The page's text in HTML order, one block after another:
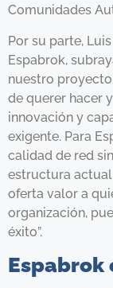
Comunidades
Por su parte,
Espabrok,
nuestro
de querer hacer
innovación y
exigente. Para
calidad de red
estructura
oferta valor a
organización,
éxito”.
Espabrok